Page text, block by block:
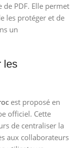
PDF. Elle permet
les protéger et de
un
les
est proposé en
officiel. Cette
de centraliser la
aux collaborateurs